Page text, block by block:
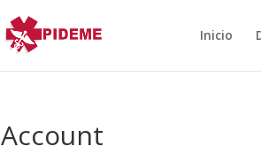
Inicio
Account